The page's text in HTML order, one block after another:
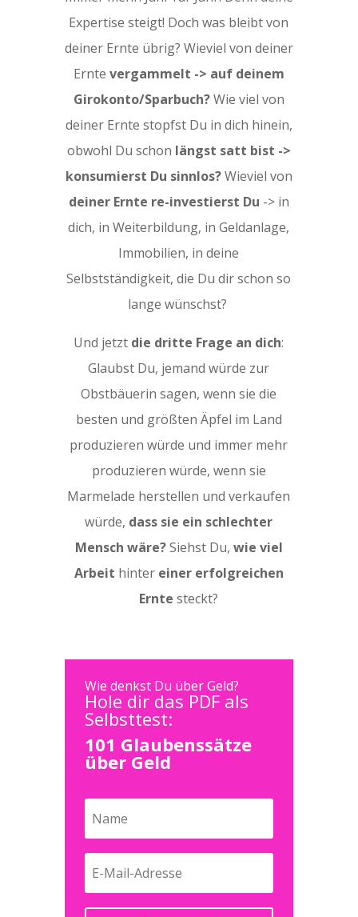
Expertise steigt! Doch was bleibt von
deiner Ernte übrig? Wieviel von deiner
Ernte vergammelt -> auf deinem
Girokonto/Sparbuch?Wie viel von
deiner Ernte stopfst Du in dich hinein,
obwohl Du schon längst satt bist ->
konsumierst Du sinnlos?Wieviel von
deiner Ernte re-investierst Du -> in
dich, in Weiterbildung, in Geldanlage,
Immobilien, in deine
Selbstständigkeit, die Du dir schon so
lange wünschst?
Und jetzt die dritte Frage an dich:
Glaubst Du, jemand würde zur
Obstbäuerin sagen, wenn sie die
besten und größten Äpfel im Land
produzieren würde und immer mehr
produzieren würde, wenn sie
Marmelade herstellen und verkaufen
würde, dass sie ein schlechter
Mensch wäre?Siehst Du, wie viel
Arbeit hinter einer erfolgreichen
Ernte steckt?
Wie denkst Du über Geld?
Hole dir das PDF als
Selbsttest:
101 Glaubenssätze
über Geld